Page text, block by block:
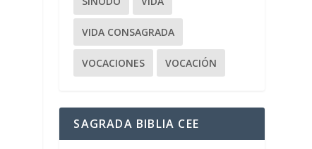
VIDA CONSAGRADA
VOCACIONES VOCACIÓN
SAGRADA BIBLIA CEE